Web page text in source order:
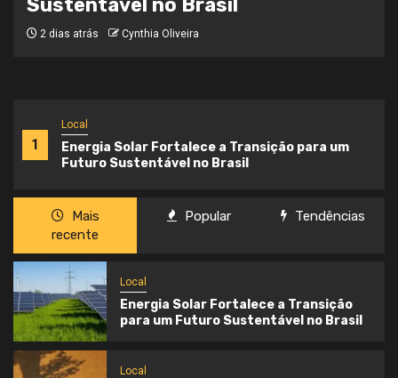
1
Local
Energia Solar Fortalece a Transição para um
Futuro Sustentável no Brasil
3 semanas atrás Cynthia Oliveira
Mais
recente
Popular Tendências
Local
Energia Solar Fortalece a Transição
para um Futuro Sustentável no Brasil
Local